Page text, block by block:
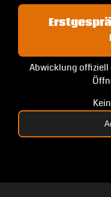
Abwicklung offiziell